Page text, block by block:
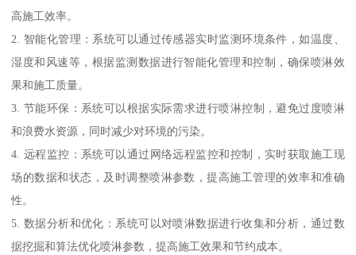
高施工效率。
2. 智能化管理：系统可以通过传感器实时监测环境条件，如温度、
湿度和风速等，根据监测数据进行智能化管理和控制，确保喷淋效
果和施工质量。
3. 节能环保：系统可以根据实际需求进行喷淋控制，避免过度喷淋
和浪费水资源，同时减少对环境的污染。
4. 远程监控：系统可以通过网络远程监控和控制，实时获取施工现
场的数据和状态，及时调整喷淋参数，提高施工管理的效率和准确
性。
5. 数据分析和优化：系统可以对喷淋数据进行收集和分析，通过数
据挖掘和算法优化喷淋参数，提高施工效果和节约成本。